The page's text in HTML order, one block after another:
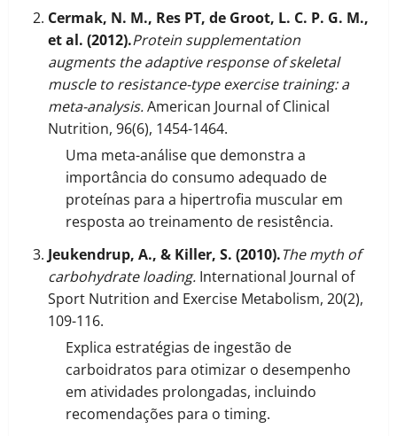
Cermak, N. M., Res PT, de Groot, L. C. P. G. M.,
et al. (2012).Protein supplementation
augments the adaptive response of skeletal
muscle to resistance-type exercise training: a
meta-analysis.American Journal of Clinical
Nutrition, 96(6), 1454-1464.
Uma meta-análise que demonstra a
importância do consumo adequado de
proteínas para a hipertrofia muscular em
resposta ao treinamento de resistência.
Jeukendrup, A., & Killer, S. (2010).The myth of
carbohydrate loading. International Journal of
Sport Nutrition and Exercise Metabolism, 20(2),
109-116.
Explica estratégias de ingestão de
carboidratos para otimizar o desempenho
em atividades prolongadas, incluindo
recomendações para o timing.